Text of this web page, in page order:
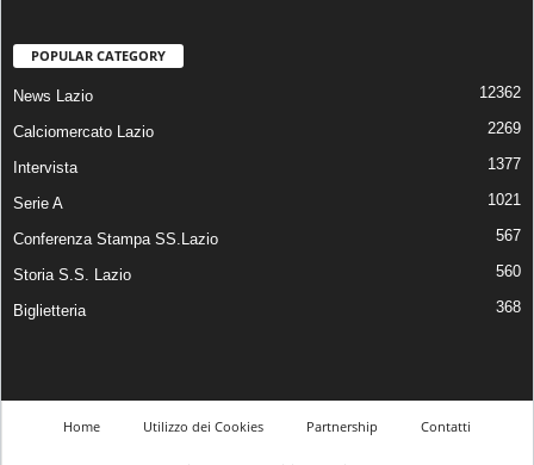
POPULAR CATEGORY
News Lazio 12362
Calciomercato Lazio 2269
Intervista 1377
Serie A 1021
Conferenza Stampa SS.Lazio 567
Storia S.S. Lazio 560
Biglietteria 368
Home Utilizzo dei Cookies Partnership Contatti